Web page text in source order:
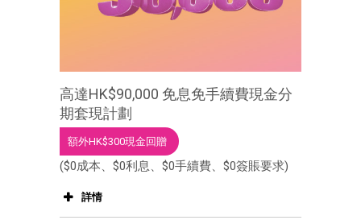
高達HK$90,000 免息免手續費現金分
期套現計劃
額外HK$300現金回贈
($0成本、$0利息、$0手續費、$0簽賬要求)
詳情